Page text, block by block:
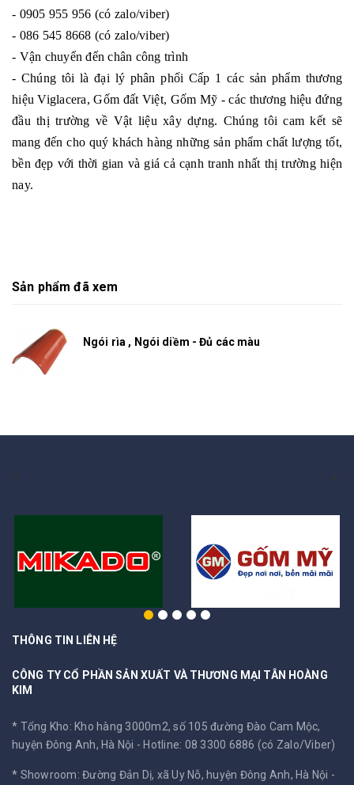
- 0905 955 956 (có zalo/viber)
- 086 545 8668 (có zalo/viber)
- Vận chuyển đến chân công trình
- Chúng tôi là đại lý phân phối Cấp 1 các sản phẩm thương
hiệu Viglacera, Gốm đất Việt, Gốm Mỹ - các thương hiệu đứng
đầu thị trường về Vật liệu xây dựng. Chúng tôi cam kết sẽ
mang đến cho quý khách hàng những sản phẩm chất lượng tốt,
bền đẹp với thời gian và giá cả cạnh tranh nhất thị trường hiện
nay.
Sản phẩm đã xem
Ngói rìa , Ngói diềm - Đủ các màu
THÔNG TIN LIÊN HỆ
CÔNG TY CỔ PHẦN SẢN XUẤT VÀ THƯƠNG MẠI TÂN HOÀNG
KIM
* Tổng Kho: Kho hàng 3000m2, số 105 đường Đào Cam Mộc,
huyện Đông Anh, Hà Nội -Hotline: 08 3300 6886 (có Zalo/Viber)
* Showroom: Đường Đản Dị, xã Uy Nỗ, huyện Đông Anh, Hà Nội -